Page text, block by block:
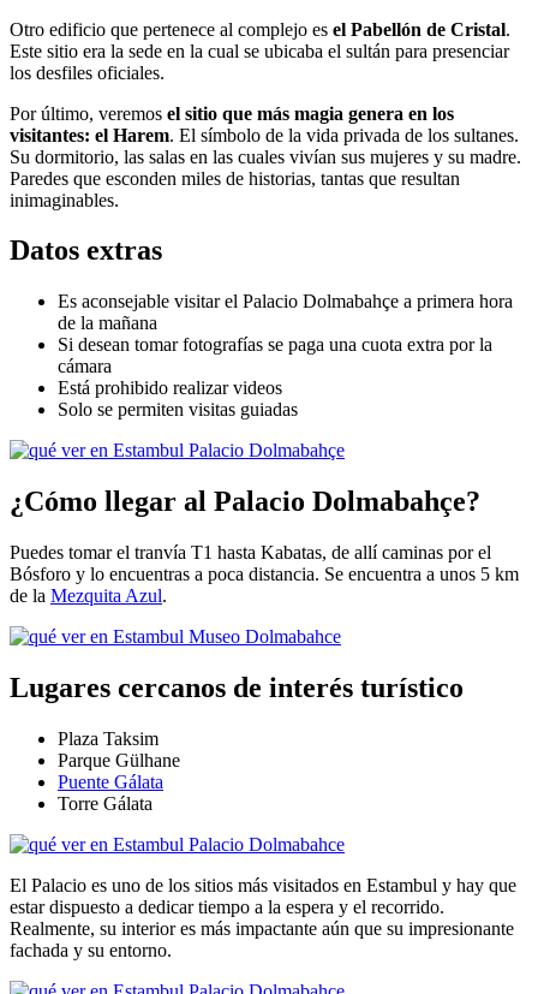
Otro edificio que pertenece al complejo es el Pabellón de Cristal.
Este sitio era la sede en la cual se ubicaba el sultán para presenciar
los desfiles oficiales.
Por último, veremos el sitio que más magia genera en los
visitantes: el Harem. El símbolo de la vida privada de los sultanes.
Su dormitorio, las salas en las cuales vivían sus mujeres y su madre.
Paredes que esconden miles de historias, tantas que resultan
inimaginables.
Datos extras
Es aconsejable visitar el Palacio Dolmabahçe a primera hora
de la mañana
Si desean tomar fotografías se paga una cuota extra por la
cámara
Está prohibido realizar videos
Solo se permiten visitas guiadas
¿Cómo llegar al Palacio Dolmabahçe?
Puedes tomar el tranvía T1 hasta Kabatas, de allí caminas por el
Bósforo y lo encuentras a poca distancia. Se encuentra a unos 5 km
de la Mezquita Azul.
Lugares cercanos de interés turístico
Plaza Taksim
Parque Gülhane
Puente Gálata
Torre Gálata
El Palacio es uno de los sitios más visitados en Estambul y hay que
estar dispuesto a dedicar tiempo a la espera y el recorrido.
Realmente, su interior es más impactante aún que su impresionante
fachada y su entorno.